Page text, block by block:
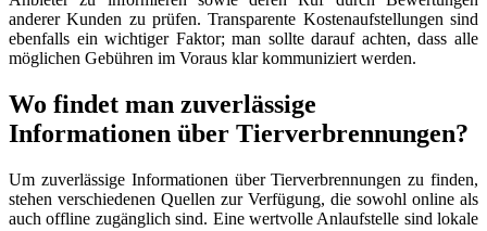
anderer Kunden zu prüfen. Transparente Kostenaufstellungen sind
ebenfalls ein wichtiger Faktor; man sollte darauf achten, dass alle
möglichen Gebühren im Voraus klar kommuniziert werden.
Wo findet man zuverlässige
Informationen über Tierverbrennungen?
Um zuverlässige Informationen über Tierverbrennungen zu finden,
stehen verschiedenen Quellen zur Verfügung, die sowohl online als
auch offline zugänglich sind. Eine wertvolle Anlaufstelle sind lokale